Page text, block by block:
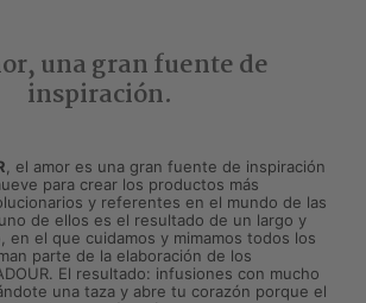
una gran fuente de
inspiración.
, el amor es una gran fuente de inspiración
para crear los productos más
y referentes en el mundo de las
de ellos es el resultado de un largo y
en el que cuidamos y mimamos todos los
parte de la elaboración de los
El resultado: infusiones con mucho
una taza y abre tu corazón porque el